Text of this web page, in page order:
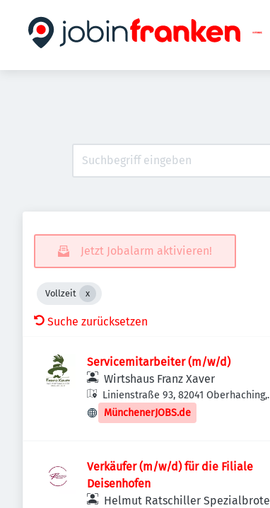
Jetzt Jobalarm aktivieren!
Vollzeit
Suche zurücksetzen
Servicemitarbeiter (m/w/d)
Wirtshaus Franz Xaver
Linienstraße 93, 82041 Oberhaching,
Deutschland
MünchenerJOBS.de
Verkäufer (m/w/d) für die Filiale
Deisenhofen
Helmut Ratschiller Spezialbrote